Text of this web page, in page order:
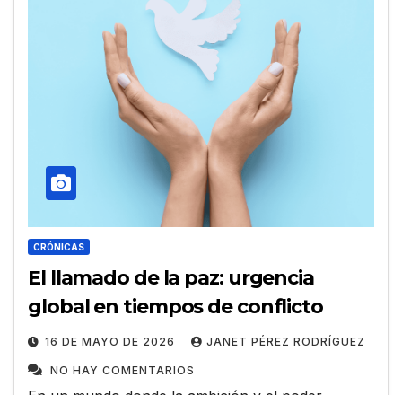
CRÓNICAS
El llamado de la paz: urgencia
global en tiempos de conflicto
16 DE MAYO DE 2026 JANET PÉREZ RODRÍGUEZ
NO HAY COMENTARIOS